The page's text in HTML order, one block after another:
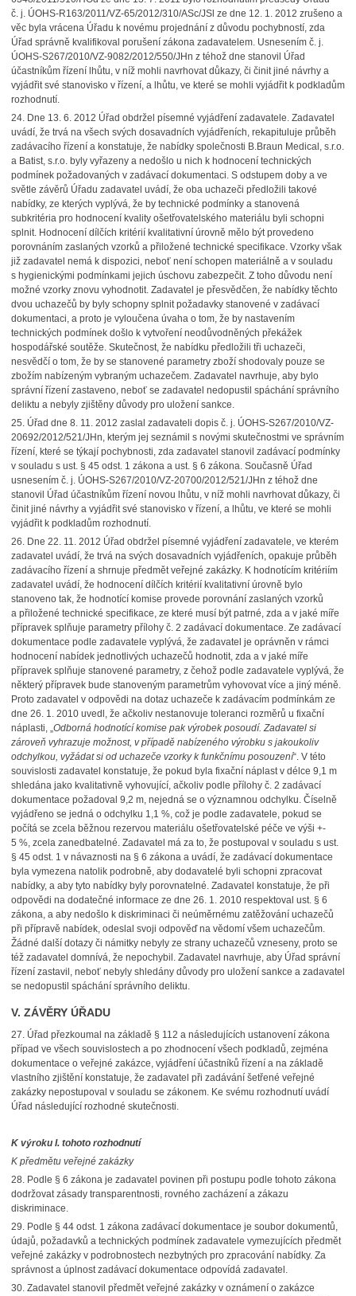
č. j. ÚOHS-R163/2011/VZ-65/2012/310/ASc/JSl ze dne 12. 1. 2012 zrušeno a
věc byla vrácena Úřadu k novému projednání z důvodu pochybností, zda
Úřad správně kvalifikoval porušení zákona zadavatelem. Usnesením č. j.
ÚOHS-S267/2010/VZ-9082/2012/550/JHn z téhož dne stanovil Úřad
účastníkům řízení lhůtu, v níž mohli navrhovat důkazy, či činit jiné návrhy a
vyjádřit své stanovisko v řízení, a lhůtu, ve které se mohli vyjádřit k podkladům
rozhodnutí.
24. Dne 13. 6. 2012 Úřad obdržel písemné vyjádření zadavatele. Zadavatel
uvádí, že trvá na všech svých dosavadních vyjádřeních, rekapituluje průběh
zadávacího řízení a konstatuje, že nabídky společnosti B.Braun Medical, s.r.o.
a Batist, s.r.o. byly vyřazeny a nedošlo u nich k hodnocení technických
podmínek požadovaných v zadávací dokumentaci. S odstupem doby a ve
světle závěrů Úřadu zadavatel uvádí, že oba uchazeči předložili takové
nabídky, ze kterých vyplývá, že by technické podmínky a stanovená
subkritéria pro hodnocení kvality ošetřovatelského materiálu byli schopni
splnit. Hodnocení dílčích kritérií kvalitativní úrovně mělo být provedeno
porovnáním zaslaných vzorků a přiložené technické specifikace. Vzorky však
již zadavatel nemá k dispozici, neboť není schopen materiálně a v souladu
s hygienickými podmínkami jejich úschovu zabezpečit. Z toho důvodu není
možné vzorky znovu vyhodnotit. Zadavatel je přesvědčen, že nabídky těchto
dvou uchazečů by byly schopny splnit požadavky stanovené v zadávací
dokumentaci, a proto je vyloučena úvaha o tom, že by nastavením
technických podmínek došlo k vytvoření neodůvodněných překážek
hospodářské soutěže. Skutečnost, že nabídku předložili tři uchazeči,
nesvědčí o tom, že by se stanovené parametry zboží shodovaly pouze se
zbožím nabízeným vybraným uchazečem. Zadavatel navrhuje, aby bylo
správní řízení zastaveno, neboť se zadavatel nedopustil spáchání správního
deliktu a nebyly zjištěny důvody pro uložení sankce.
25. Úřad dne 8. 11. 2012 zaslal zadavateli dopis č. j. ÚOHS-S267/2010/VZ-
20692/2012/521/JHn, kterým jej seznámil s novými skutečnostmi ve správním
řízení, které se týkají pochybnosti, zda zadavatel stanovil zadávací podmínky
v souladu s ust. § 45 odst. 1 zákona a ust. § 6 zákona. Současně Úřad
usnesením č. j. ÚOHS-S267/2010/VZ-20700/2012/521/JHn z téhož dne
stanovil Úřad účastníkům řízení novou lhůtu, v níž mohli navrhovat důkazy, či
činit jiné návrhy a vyjádřit své stanovisko v řízení, a lhůtu, ve které se mohli
vyjádřit k podkladům rozhodnutí.
26. Dne 22. 11. 2012 Úřad obdržel písemné vyjádření zadavatele, ve kterém
zadavatel uvádí, že trvá na svých dosavadních vyjádřeních, opakuje průběh
zadávacího řízení a shrnuje předmět veřejné zakázky. K hodnotícím kritériím
zadavatel uvádí, že hodnocení dílčích kritérií kvalitativní úrovně bylo
stanoveno tak, že hodnotící komise provede porovnání zaslaných vzorků
a přiložené technické specifikace, ze které musí být patrné, zda a v jaké míře
přípravek splňuje parametry přílohy č. 2 zadávací dokumentace. Ze zadávací
dokumentace podle zadavatele vyplývá, že zadavatel je oprávněn v rámci
hodnocení nabídek jednotlivých uchazečů hodnotit, zda a v jaké míře
přípravek splňuje stanovené parametry, z čehož podle zadavatele vyplývá, že
některý přípravek bude stanoveným parametrům vyhovovat více a jiný méně.
Proto zadavatel v odpovědi na dotaz uchazeče k zadávacím podmínkám ze
dne 26. 1. 2010 uvedl, že ačkoliv nestanovuje toleranci rozměrů u fixační
náplasti, „Odborná hodnotící komise pak výrobek posoudí. Zadavatel si
zároveň vyhrazuje možnost, v případě nabízeného výrobku s jakoukoliv
odchylkou, vyžádat si od uchazeče vzorky k funkčnímu posouzení“. V této
souvislosti zadavatel konstatuje, že pokud byla fixační náplast v délce 9,1 m
shledána jako kvalitativně vyhovující, ačkoliv podle přílohy č. 2 zadávací
dokumentace požadoval 9,2 m, nejedná se o významnou odchylku. Číselně
vyjádřeno se jedná o odchylku 1,1 %, což je podle zadavatele, pokud se
počítá se zcela běžnou rezervou materiálu ošetřovatelské péče ve výši +-
5 %, zcela zanedbatelné. Zadavatel má za to, že postupoval v souladu s ust.
§ 45 odst. 1 v návaznosti na § 6 zákona a uvádí, že zadávací dokumentace
byla vymezena natolik podrobně, aby dodavatelé byli schopni zpracovat
nabídky, a aby tyto nabídky byly porovnatelné. Zadavatel konstatuje, že při
odpovědi na dodatečné informace ze dne 26. 1. 2010 respektoval ust. § 6
zákona, a aby nedošlo k diskriminaci či neúměrnému zatěžování uchazečů
při přípravě nabídek, odeslal svoji odpověď na vědomí všem uchazečům.
Žádné další dotazy či námitky nebyly ze strany uchazečů vzneseny, proto se
též zadavatel domnívá, že nepochybil. Zadavatel navrhuje, aby Úřad správní
řízení zastavil, neboť nebyly shledány důvody pro uložení sankce a zadavatel
se nedopustil spáchání správního deliktu.
V. ZÁVĚRY ÚŘADU
27. Úřad přezkoumal na základě § 112 a následujících ustanovení zákona
případ ve všech souvislostech a po zhodnocení všech podkladů, zejména
dokumentace o veřejné zakázce, vyjádření účastníků řízení a na základě
vlastního zjištění konstatuje, že zadavatel při zadávání šetřené veřejné
zakázky nepostupoval v souladu se zákonem. Ke svému rozhodnutí uvádí
Úřad následující rozhodné skutečnosti.
K výroku I. tohoto rozhodnutí
K předmětu veřejné zakázky
28. Podle § 6 zákona je zadavatel povinen při postupu podle tohoto zákona
dodržovat zásady transparentnosti, rovného zacházení a zákazu
diskriminace.
29. Podle § 44 odst. 1 zákona zadávací dokumentace je soubor dokumentů,
údajů, požadavků a technických podmínek zadavatele vymezujících předmět
veřejné zakázky v podrobnostech nezbytných pro zpracování nabídky. Za
správnost a úplnost zadávací dokumentace odpovídá zadavatel.
30. Zadavatel stanovil předmět veřejné zakázky v oznámení o zakázce